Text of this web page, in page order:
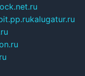
kalugatur.ru